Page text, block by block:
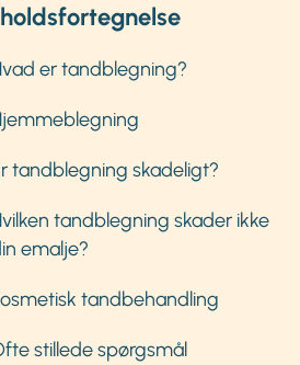
er tandblegning?
tandblegning skadeligt?
tandblegning skader ikke
emalje?
tandbehandling
stillede spørgsmål